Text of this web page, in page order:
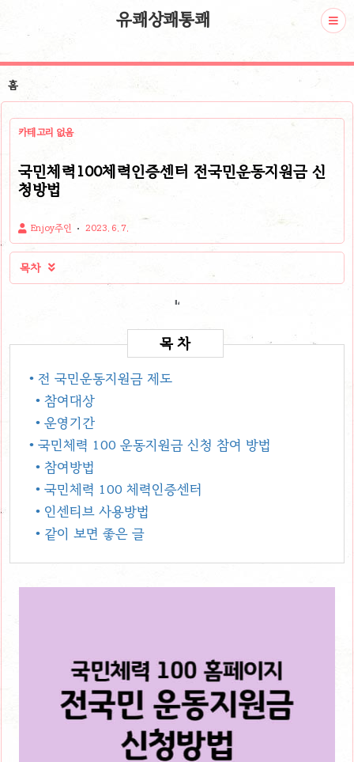
유쾌상쾌통쾌
홈
카테고리 없음
국민체력100체력인증센터 전국민운동지원금 신
청방법
Enjoy주인 2023. 6. 7.
목차 
• 전 국민운동지원금 제도
• 참여대상
• 운영기간
• 국민체력 100 운동지원금 신청 참여 방법
• 참여방법
• 국민체력 100 체력인증센터
• 인센티브 사용방법
• 같이 보면 좋은 글